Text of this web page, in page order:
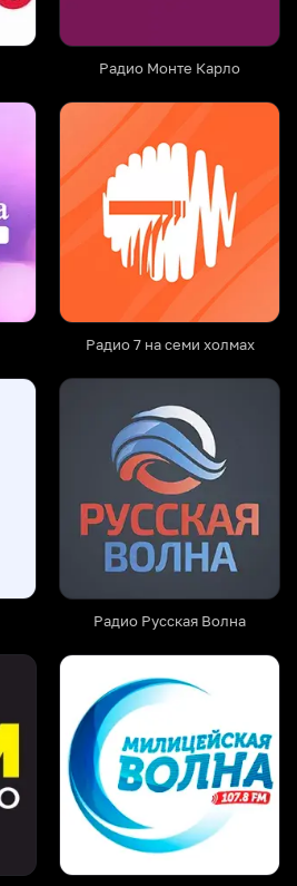
Радио Монте Карло
Радио 7 на семи холмах
Радио Русская Волна